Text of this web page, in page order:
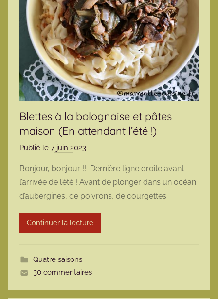
Blettes à la bolognaise et pâtes
maison (En attendant l’été !)
Publié le 7 juin 2023
m
a
r
m
e
Bonjour, bonjour !! Dernière ligne droite avant
l’arrivée de l’été ! Avant de plonger dans un océan
d’aubergines, de poivrons, de courgettes
Continuer la lecture
Quatre saisons
30 commentaires